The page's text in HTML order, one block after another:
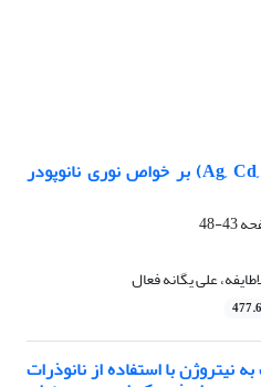
تاثیر آلایش کاتیون فلزی (Ag, Cd, Cu) بر خواص نوری نانوپودر
43-48
علی یگانه فعال
نیتروژن با استفاده از نانوذرات